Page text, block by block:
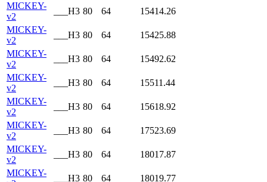
MICKEY-
v2
___H3 80 64
15414.26
MICKEY-
v2
___H3 80 64
15425.88
MICKEY-
v2
___H3 80 64
15492.62
MICKEY-
v2
___H3 80 64
15511.44
MICKEY-
v2
___H3 80 64
15618.92
MICKEY-
v2
___H3 80 64
17523.69
MICKEY-
v2
___H3 80 64
18017.87
MICKEY-
___H3 80 64
18019.77